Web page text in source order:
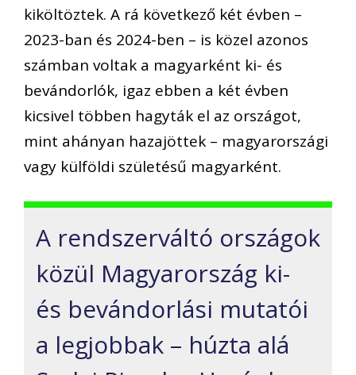
kiköltöztek. A rá következő két évben –
2023-ban és 2024-ben – is közel azonos
számban voltak a magyarként ki- és
bevándorlók, igaz ebben a két évben
kicsivel többen hagyták el az országot,
mint ahányan hazajöttek – magyarországi
vagy külföldi születésű magyarként.
A rendszerváltó országok
közül Magyarország ki-
és bevándorlási mutatói
a legjobbak – húzta alá